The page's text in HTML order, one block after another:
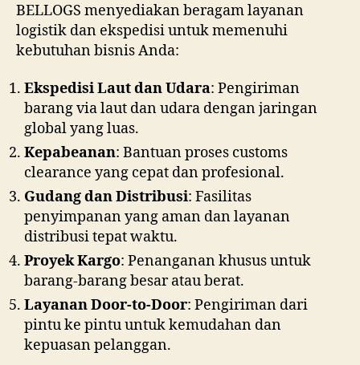
BELLOGS menyediakan beragam layanan
logistik dan ekspedisi untuk memenuhi
kebutuhan bisnis Anda:
Ekspedisi Laut dan Udara: Pengiriman
barang via laut dan udara dengan jaringan
global yang luas.
Kepabeanan: Bantuan proses customs
clearance yang cepat dan profesional.
Gudang dan Distribusi: Fasilitas
penyimpanan yang aman dan layanan
distribusi tepat waktu.
Proyek Kargo: Penanganan khusus untuk
barang-barang besar atau berat.
Layanan Door-to-Door: Pengiriman dari
pintu ke pintu untuk kemudahan dan
kepuasan pelanggan.